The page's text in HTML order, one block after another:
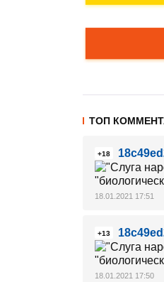
ТОП
+18
18.01.2021 17:51
+13
18.01.2021 17:50